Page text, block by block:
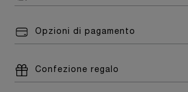
Opzioni di pagamento
Confezione regalo